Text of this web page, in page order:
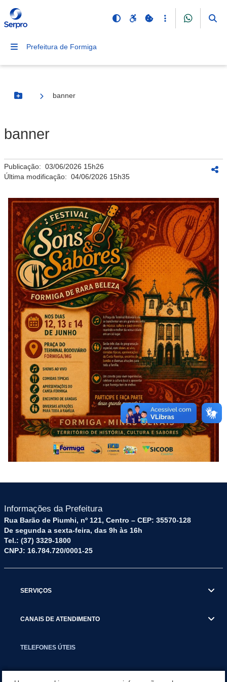
Prefeitura de Formiga
Botão Menu
banner
banner
Publicação: 03/06/2026 15h26
Última modificação: 04/06/2026 15h35
Informações da Prefeitura
Rua Barão de Piumhi, nº 121, Centro – CEP: 35570-128
De segunda a sexta-feira, das 9h às 16h
Tel.: (37) 3329-1800
CNPJ: 16.784.720/0001-25
SERVIÇOS
CANAIS DE ATENDIMENTO
TELEFONES ÚTEIS